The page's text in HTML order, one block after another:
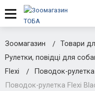
Зоомагазин
Товари
Рулетки, повідці для
Flexi
Поводок-
Поводок-рулетка Flexi